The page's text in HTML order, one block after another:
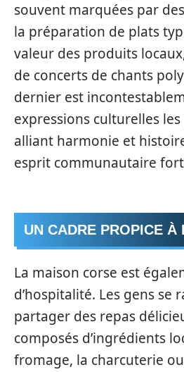
souvent marquées par
la préparation de plats
valeur des produits
de concerts de chants
dernier est
expressions culturelles
alliant harmonie et
esprit communautaire
UN CADRE PROPICE À
La maison corse est
d’hospitalité. Les gens se
partager des repas
composés d’ingrédients
fromage, la charcuterie